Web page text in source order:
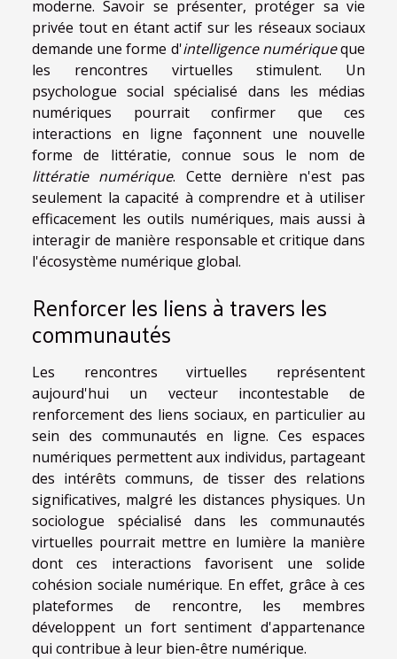
moderne. Savoir se présenter, protéger sa vie
privée tout en étant actif sur les réseaux sociaux
demande une forme d'intelligence numériqueque
les rencontres virtuelles stimulent. Un
psychologue social spécialisé dans les médias
numériques pourrait confirmer que ces
interactions en ligne façonnent une nouvelle
forme de littératie, connue sous le nom de
littératie numérique. Cette dernière n'est pas
seulement la capacité à comprendre et à utiliser
efficacement les outils numériques, mais aussi à
interagir de manière responsable et critique dans
l'écosystème numérique global.
Renforcer les liens à travers les
communautés
Les rencontres virtuelles représentent
aujourd'hui un vecteur incontestable de
renforcement des liens sociaux, en particulier au
sein des communautés en ligne. Ces espaces
numériques permettent aux individus, partageant
des intérêts communs, de tisser des relations
significatives, malgré les distances physiques. Un
sociologue spécialisé dans les communautés
virtuelles pourrait mettre en lumière la manière
dont ces interactions favorisent une solide
cohésion sociale numérique. En effet, grâce à ces
plateformes de rencontre, les membres
développent un fort sentiment d'appartenance
qui contribue à leur bien-être numérique.